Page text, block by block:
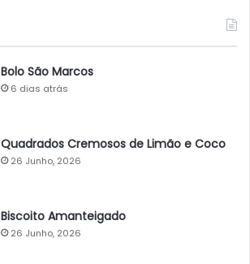
Bolo São Marcos
6 dias atrás
Quadrados Cremosos de Limão e Coco
26 Junho, 2026
Biscoito Amanteigado
26 Junho, 2026